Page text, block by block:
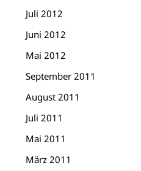
Juli 2012
Juni 2012
Mai 2012
September 2011
August 2011
Juli 2011
Mai 2011
März 2011